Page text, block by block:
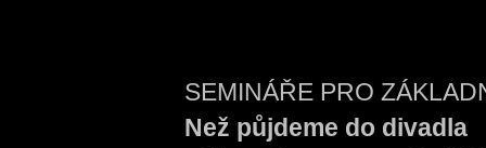
SEMINÁŘE PRO
Než půjdeme do divadla